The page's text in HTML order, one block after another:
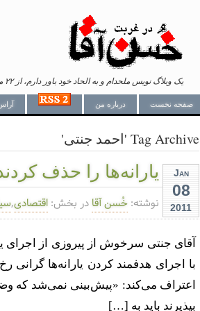
یک وبلاگ نویس ملحدام و به الحاد خود باور دارم، از ۲۲ مرداد ۱۳۵۸ #براندازم
صفحه نخست درباره من
Tag Archive 'احمد جنتی'
Jan
08
2011
یارانه‌ها را حذف
نوشته: خُسن آقا در بخش: اقتصادی,
آقای جنتی سرخوش از پیروزی از اجرای
با اجرای هدفمند کردن یارانه‌ها گرانی
اعتراف می‌کند: «پیش‌بینی نمی‌شد که
بپذیرند باید به […]